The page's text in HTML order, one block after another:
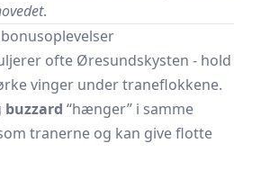
.
ofte Øresundskysten - hold
vinger under traneflokkene.
buzzard “hænger” i samme
tranerne og kan give flotte